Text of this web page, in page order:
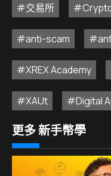
#交易所
#anti-scam
#XREX Academy
#XAUt #Digital
更多 新手幣學